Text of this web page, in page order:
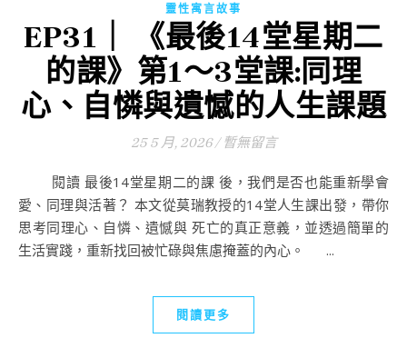
靈性寓言故事
EP31｜ 《最後14堂星期二
的課》第1～3堂課:同理
心、自憐與遺憾的人生課題
25 5 月, 2026 / 暫無留言
閱讀 最後14堂星期二的課 後，我們是否也能重新學會
愛、同理與活著？ 本文從莫瑞教授的14堂人生課出發，帶你
思考同理心、自憐、遺憾與 死亡的真正意義，並透過簡單的
生活實踐，重新找回被忙碌與焦慮掩蓋的內心。 ...
閱讀更多